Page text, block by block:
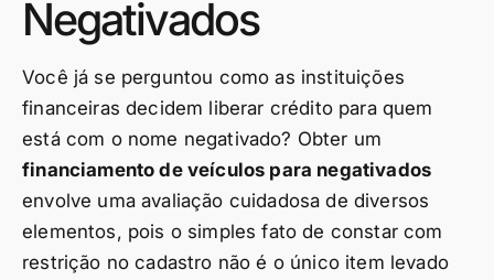
Negativados
Você já se perguntou como as instituições
financeiras decidem liberar crédito para quem
está com o nome negativado? Obter um
financiamento de veículos para negativados
envolve uma avaliação cuidadosa de diversos
elementos, pois o simples fato de constar com
restrição no cadastro não é o único item levado